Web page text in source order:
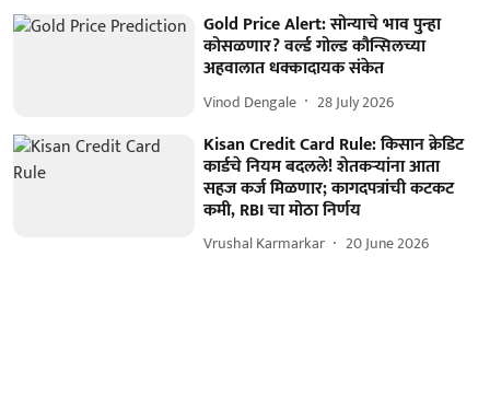
Gold Price Alert: सोन्याचे भाव पुन्हा
कोसळणार? वर्ल्ड गोल्ड कौन्सिलच्या
अहवालात धक्कादायक संकेत
Vinod Dengale 28 July 2026
Kisan Credit Card Rule: किसान क्रेडिट
कार्डचे नियम बदलले! शेतकऱ्यांना आता
सहज कर्ज मिळणार; कागदपत्रांची कटकट
कमी, RBI चा मोठा निर्णय
Vrushal Karmarkar 20 June 2026